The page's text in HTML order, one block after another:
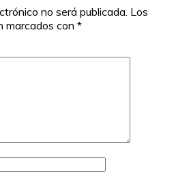
no será publicada. Los
marcados con *